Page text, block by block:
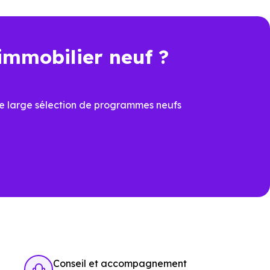
(67117)
neuf ?
large sélection de programmes neufs
Conseil et accompagnement